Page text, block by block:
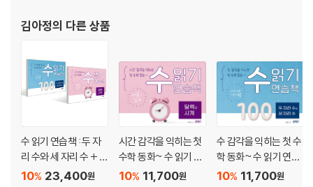
김아정의 다른 상품
수 읽기 연습책 : 두 자
리 수와 세 자리 수 + 달
력과 시계 세트
23,400원
10%
시간 감각을 익히는 첫
수학 동화~ 수 읽기 연
습책 : 달력과 시계
11,700원
10%
수 감각을 익히는 첫 수
학 동화~ 수 읽기 연습
책 : 두 자리 수와 세 자
11,700원
10%